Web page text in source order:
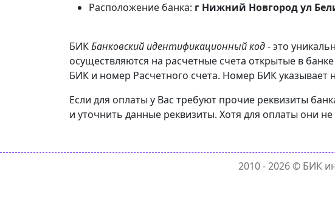
Расположение банка: г Нижний Новгород ул
БИКБанковский идентификационный код- это
осуществляются на расчетные счета открытые в
БИК и номер Расчетного счета. Номер БИК указывает
Если для оплаты у Вас требуют прочие реквизиты
и уточнить данные реквизиты. Хотя для оплаты они
2010 - 2026 © БИК